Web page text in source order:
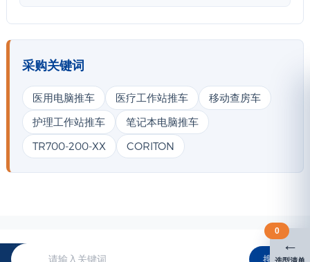
采购关键词
医用电脑推车 医疗工作站推车
移动查房车
护理工作站推车
笔记本电脑推车
TR700-200-XX
CORITON
搜索
←
0